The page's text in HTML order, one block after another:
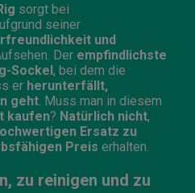
sorgt bei
seiner
und
Der empfindlichste
Sockel, bei dem die
er herunterfällt,
geht . Muss man in diesem
kaufen? Natürlich nicht,
Ersatz zu
Preis erhalten.
zu reinigen und zu